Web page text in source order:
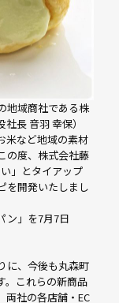
地域商社である株
長 音羽 幸保）
米など地域の素材
の度、株式会社藤
」とタイアップ
を開発いたしまし
ン」を7月7日
に、今後も丸森町
。これらの新商品
両社の各店舗・EC